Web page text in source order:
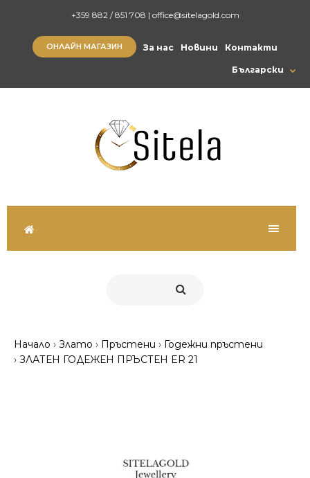
+359 882 / 851 708 | office@sitelagold.com
Български
ОНЛАЙН МАГАЗИН За нас Новини Контакти
Начало Злато Пръстени
Годежни пръстени
ЗЛАТЕН ГОДЕЖЕН ПРЪСТЕН ER 21